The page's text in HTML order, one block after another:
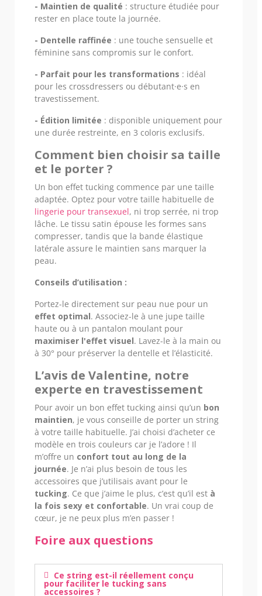
- Maintien de qualité : structure étudiée pour
rester en place toute la journée.
- Dentelle raffinée : une touche sensuelle et
féminine sans compromis sur le confort.
- Parfait pour les transformations : idéal
pour les crossdressers ou débutant·e·s en
travestissement.
- Édition limitée : disponible uniquement pour
une durée restreinte, en 3 coloris exclusifs.
Comment bien choisir sa taille
et le porter ?
Un bon effet tucking commence par une taille
adaptée. Optez pour votre taille habituelle de
lingerie pour transexuel, ni trop serrée, ni trop
lâche. Le tissu satin épouse les formes sans
compresser, tandis que la bande élastique
latérale assure le maintien sans marquer la
peau.
Conseils d’utilisation :
Portez-le directement sur peau nue pour un
effet optimal. Associez-le à une jupe taille
haute ou à un pantalon moulant pour
maximiser l'effet visuel. Lavez-le à la main ou
à 30° pour préserver la dentelle et l’élasticité.
L’avis de Valentine, notre
experte en travestissement
Pour avoir un bon effet tucking ainsi qu’un bon
maintien, je vous conseille de porter un string
à votre taille habituelle. J’ai choisi d’acheter ce
modèle en trois couleurs car je l’adore ! Il
m’offre un confort tout au long de la
journée. Je n’ai plus besoin de tous les
accessoires que j’utilisais avant pour le
tucking. Ce que j’aime le plus, c’est qu’il est à
la fois sexy et confortable. Un vrai coup de
cœur, je ne peux plus m’en passer !
Foire aux questions
Ce string est-il réellement conçu
pour faciliter le tucking sans
accessoires ?